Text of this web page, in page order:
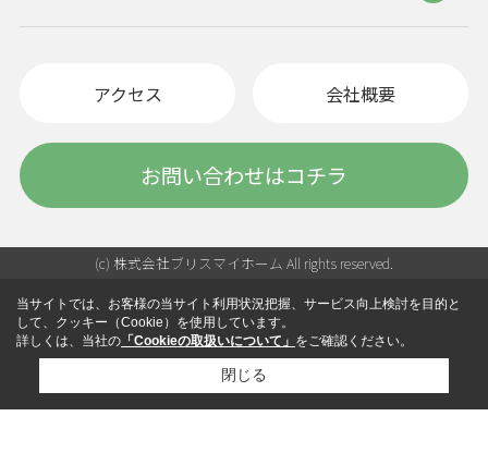
アクセス 会社概要
お問い合わせはコチラ
(c) 株式会社ブリスマイホーム All rights reserved.
当サイトでは、お客様の当サイト利用状況把握、サービス向上検討を目的と
して、クッキー（Cookie）を使用しています。
詳しくは、当社の 「Cookieの取扱いについて」 をご確認ください。
閉じる